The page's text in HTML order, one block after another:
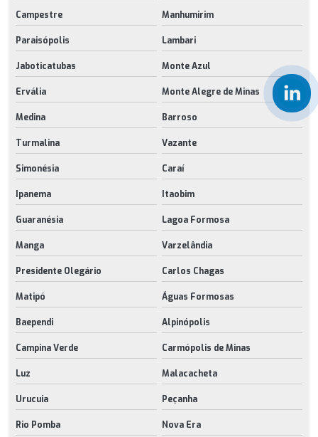
Campestre Manhumirim
Paraisópolis Lambari
Jaboticatubas Monte Azul
Ervália Monte Alegre de Minas
Medina Barroso
Turmalina Vazante
Simonésia Caraí
Ipanema Itaobim
Guaranésia Lagoa Formosa
Manga Varzelândia
Presidente Olegário Carlos Chagas
Matipó Águas Formosas
Baependi Alpinópolis
Campina Verde Carmópolis de Minas
Luz Malacacheta
Urucuia Peçanha
Rio Pomba Nova Era